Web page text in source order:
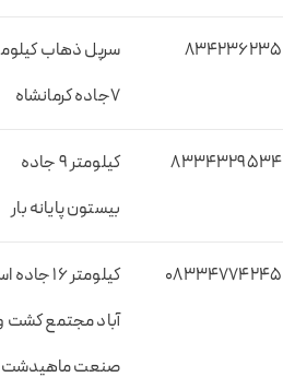
۸۳۴۲۳۶۲۳۵
سرپل ذهاب
۷جاده کرمانشاه
۸۳۳۴۳۲۹۵۳۴
کیلومتر ۹ جاده
بیستون پایانه بار
۰۸۳۳۴۷۷۴۲۴۵
کیلومتر ۱۶
آباد مجتمع کشت
صنعت ماهیدشت